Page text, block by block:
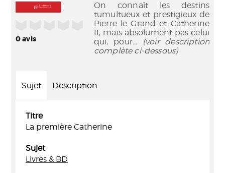
0avis
On connaît les destins
tumultueux et prestigieux de
Pierre le Grand et Catherine
II, mais absolument pas celui
qui, pour... (voir description
complète ci-dessous)
Sujet Description
Titre
La première Catherine
Sujet
Livres & BD